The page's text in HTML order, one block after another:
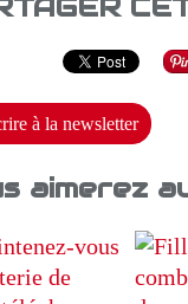
à la newsletter
aimerez